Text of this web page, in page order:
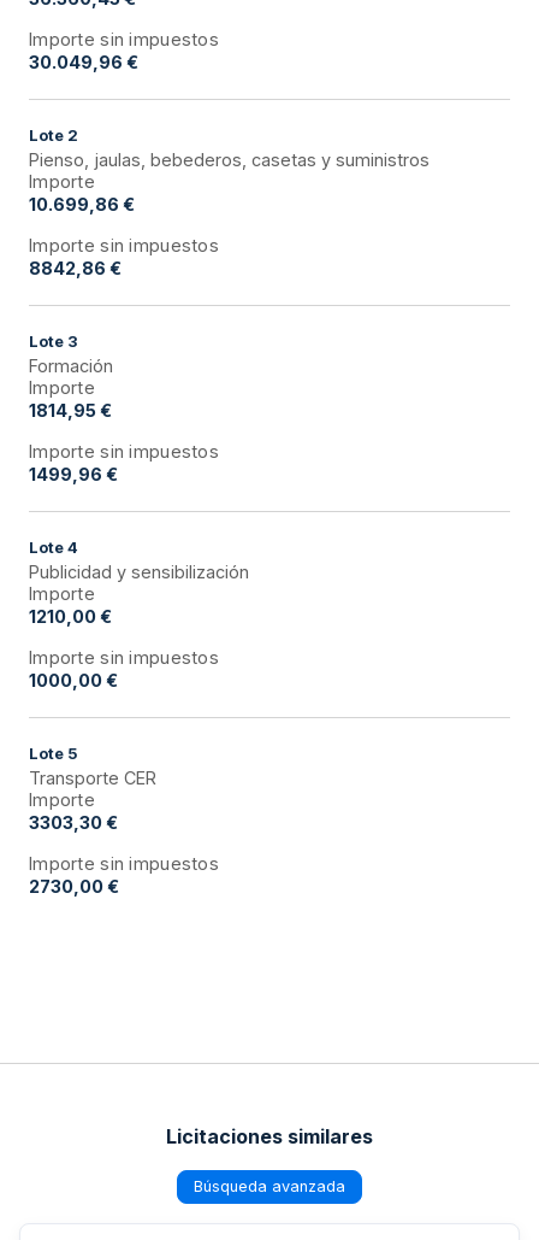
Importe sin impuestos
30.049,96 €
Lote 2
Pienso, jaulas, bebederos, casetas y suministros
Importe
10.699,86 €
Importe sin impuestos
8842,86 €
Lote 3
Formación
Importe
1814,95 €
Importe sin impuestos
1499,96 €
Lote 4
Publicidad y sensibilización
Importe
1210,00 €
Importe sin impuestos
1000,00 €
Lote 5
Transporte CER
Importe
3303,30 €
Importe sin impuestos
2730,00 €
Licitaciones similares
Búsqueda avanzada